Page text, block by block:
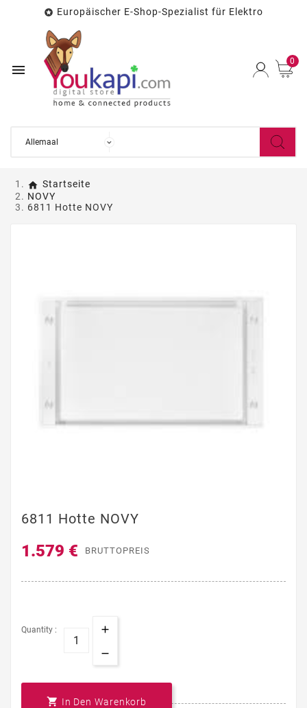
 Europäischer E-Shop-Spezialist für Elektro

0
Startseite
NOVY
6811 Hotte NOVY
6811 Hotte NOVY
1.579 € BRUTTOPREIS
Quantity :
 In Den Warenkorb